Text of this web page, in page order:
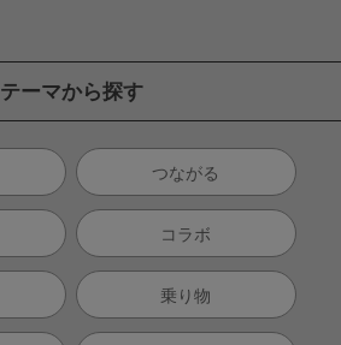
テーマから探す
つながる
コラボ
乗り物